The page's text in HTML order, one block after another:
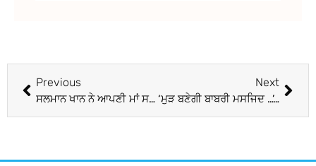
Previous
ਸਲਮਾਨ ਖਾਨ ਨੇ ਆਪਣੀ ਮਾਂ ਸਲਮਾ ਨਾਲ ‘Cheap Thrills’ ਗੀਤ ‘ਤੇ ਕੀਤਾ ਡਾਂਸ, ਵੀਡੀਓ ਵਾਇਰਲ
Next
‘ਮੁੜ ਬਣੇਗੀ ਬਾਬਰੀ ਮਸਜਿਦ …’, JNU ਦੀਆਂ ਕੰਧਾਂ ‘ਤੇ ਫਿਰ ਤੋਂ ਲਿਖੇ ਵਿਵਾਦਤ ਨਾਅਰੇ